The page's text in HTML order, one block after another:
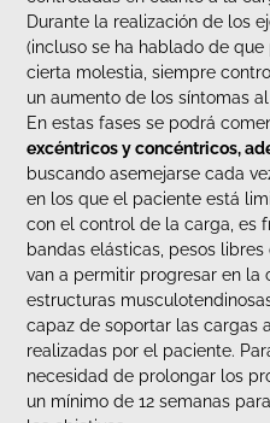
Durante la realización de los
(incluso se ha hablado de
cierta molestia, siempre
un aumento de los síntomas
En estas fases se podrá
excéntricos y concéntricos,
buscando asemejarse cada
en los que el paciente está
con el control de la carga, es
bandas elásticas, pesos
van a permitir progresar en la
estructuras
capaz de soportar las cargas
realizadas por el paciente.
necesidad de prolongar los
un mínimo de 12 semanas